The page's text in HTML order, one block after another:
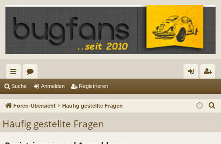
ch
ne
ug
en m
de
ist
re
Suche Anmelden Registrieren
Foren-Übersicht Häufig gestellte Fragen
Häufig gestellte Fragen